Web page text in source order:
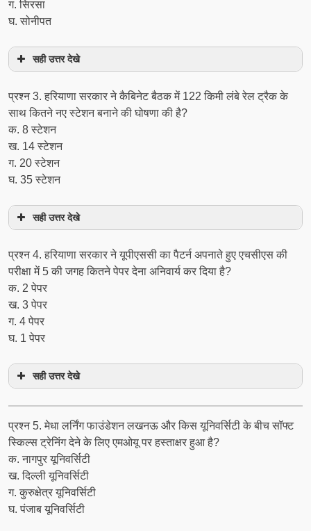
ग. सिरसा
घ. सोनीपत
सही उत्तर देखे
प्रश्‍न 3. हरियाणा सरकार ने कैबिनेट बैठक में 122 किमी लंबे रेल ट्रैक के
साथ कितने नए स्टेशन बनाने की घोषणा की है?
क. 8 स्टेशन
ख. 14 स्टेशन
ग. 20 स्टेशन
घ. 35 स्टेशन
सही उत्तर देखे
प्रश्‍न 4. हरियाणा सरकार ने यूपीएससी का पैटर्न अपनाते हुए एचसीएस की
परीक्षा में 5 की जगह कितने पेपर देना अनिवार्य कर दिया है?
क. 2 पेपर
ख. 3 पेपर
ग. 4 पेपर
घ. 1 पेपर
सही उत्तर देखे
प्रश्‍न 5. मेधा लर्निंग फाउंडेशन लखनऊ और किस यूनिवर्सिटी के बीच सॉफ्ट
स्किल्स ट्रेनिंग देने के लिए एमओयू पर हस्ताक्षर हुआ है?
क. नागपुर यूनिवर्सिटी
ख. दिल्ली यूनिवर्सिटी
ग. कुरुक्षेत्र यूनिवर्सिटी
घ. पंजाब यूनिवर्सिटी